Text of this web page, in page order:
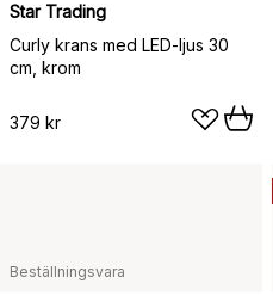
Star Trading
Curly krans med LED-ljus 30
cm, krom
379 kr
Beställningsvara